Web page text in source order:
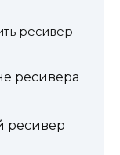
ресивер
ресивера
ресивер